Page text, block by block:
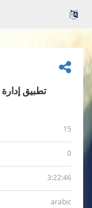
15
0
3:22:46
arabic